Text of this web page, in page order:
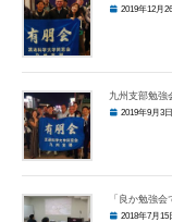
2019年12月
九州支部勉強
2019年9月3日
「良か勉強
2018年7月15